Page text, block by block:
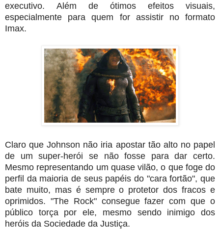
executivo. Além de ótimos efeitos visuais,
especialmente para quem for assistir no formato
Imax.
Claro que Johnson não iria apostar tão alto no papel
de um super-herói se não fosse para dar certo.
Mesmo representando um quase vilão, o que foge do
perfil da maioria de seus papéis do "cara fortão", que
bate muito, mas é sempre o protetor dos fracos e
oprimidos. "The Rock" consegue fazer com que o
público torça por ele, mesmo sendo inimigo dos
heróis da Sociedade da Justiça.